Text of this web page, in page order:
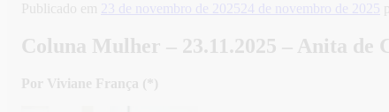
Publicado em 23 de novembro de 2025 24 de novembro de 2025
Coluna Mulher – 23.11.2025 – Anita
Por Viviane França (*)